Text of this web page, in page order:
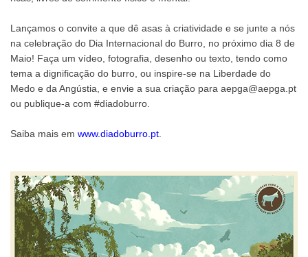
Lançamos o convite a que dê asas à criatividade e se junte a nós
na celebração do Dia Internacional do Burro, no próximo dia 8 de
Maio! Faça um vídeo, fotografia, desenho ou texto, tendo como
tema a dignificação do burro, ou inspire-se na Liberdade do
Medo e da Angústia, e envie a sua criação para aepga@aepga.pt
ou publique-a com #diadoburro
Saiba mais em www.diadoburro.pt